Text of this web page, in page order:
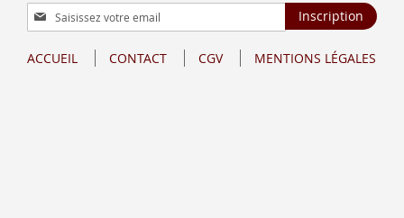
Inscription
à
lettre
Inscription
ACCUEIL CONTACT CGV MENTIONS LÉGALES